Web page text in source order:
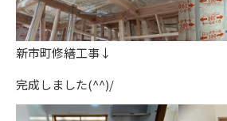
新市町修繕工事↓
完成しました(^^)/